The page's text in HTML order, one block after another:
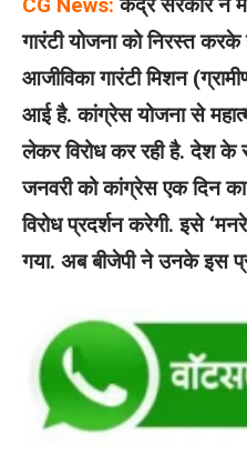
गारंटी योजना को निरस्त
आजीविका गारंटी मिशन
आई है. कांग्रेस योजना से
लेकर विरोध कर रही है. देश के
जनवरी को कांग्रेस एक दिन
विरोध प्रदर्शन करेगी. इसे
गया. अब बीजेपी ने उनके इस